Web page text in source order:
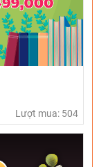
Lượt mua: 504